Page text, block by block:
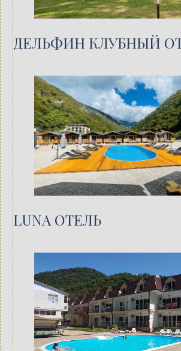
ДЕЛЬФИН КЛУБНЫЙ
LUNA ОТЕЛЬ